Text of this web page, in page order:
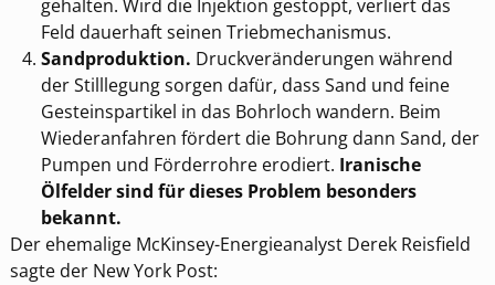
gehalten. Wird die Injektion gestoppt, verliert das
Feld dauerhaft seinen Triebmechanismus.
Sandproduktion. Druckveränderungen während
der Stilllegung sorgen dafür, dass Sand und feine
Gesteinspartikel in das Bohrloch wandern. Beim
Wiederanfahren fördert die Bohrung dann Sand, der
Pumpen und Förderrohre erodiert. Iranische
Ölfelder sind für dieses Problem besonders
bekannt.
Der ehemalige McKinsey-Energieanalyst Derek Reisfield
sagte der New York Post: